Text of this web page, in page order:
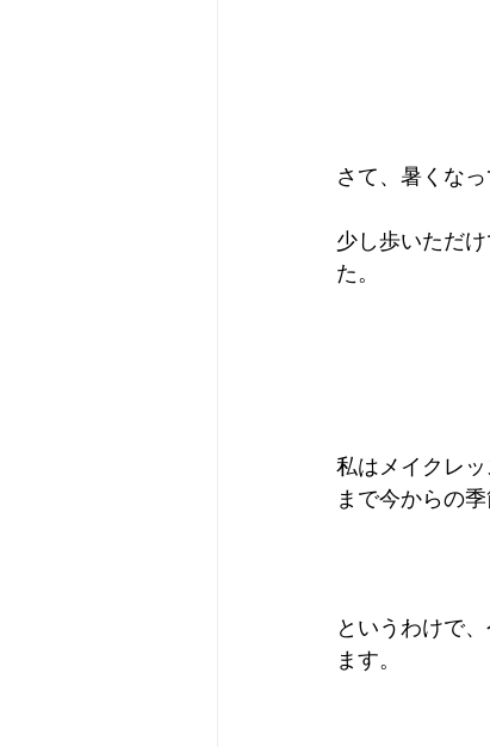
さて、暑くなっ
少し歩いただ
た。
私はメイクレ
まで今からの
というわけで
ます。